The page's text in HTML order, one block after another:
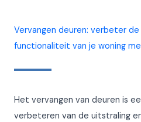
Vervangen deuren: verbeter
functionaliteit van je woning
Het vervangen van deuren is
verbeteren van de uitstraling